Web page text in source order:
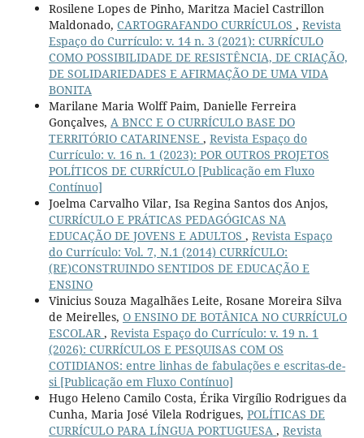
Rosilene Lopes de Pinho, Maritza Maciel Castrillon
Maldonado, CARTOGRAFANDO CURRÍCULOS , Revista
Espaço do Currículo: v. 14 n. 3 (2021): CURRÍCULO
COMO POSSIBILIDADE DE RESISTÊNCIA, DE CRIAÇÃO,
DE SOLIDARIEDADES E AFIRMAÇÃO DE UMA VIDA
BONITA
Marilane Maria Wolff Paim, Danielle Ferreira
Gonçalves, A BNCC E O CURRÍCULO BASE DO
TERRITÓRIO CATARINENSE , Revista Espaço do
Currículo: v. 16 n. 1 (2023): POR OUTROS PROJETOS
POLÍTICOS DE CURRÍCULO [Publicação em Fluxo
Contínuo]
Joelma Carvalho Vilar, Isa Regina Santos dos Anjos,
CURRÍCULO E PRÁTICAS PEDAGÓGICAS NA
EDUCAÇÃO DE JOVENS E ADULTOS , Revista Espaço
do Currículo: Vol. 7, N.1 (2014) CURRÍCULO:
(RE)CONSTRUINDO SENTIDOS DE EDUCAÇÃO E
ENSINO
Vinicius Souza Magalhães Leite, Rosane Moreira Silva
de Meirelles, O ENSINO DE BOTÂNICA NO CURRÍCULO
ESCOLAR, Revista Espaço do Currículo: v. 19 n. 1
(2026): CURRÍCULOS E PESQUISAS COM OS
COTIDIANOS: entre linhas de fabulações e escritas-de-
si [Publicação em Fluxo Contínuo]
Hugo Heleno Camilo Costa, Érika Virgílio Rodrigues da
Cunha, Maria José Vilela Rodrigues, POLÍTICAS DE
CURRÍCULO PARA LÍNGUA PORTUGUESA , Revista